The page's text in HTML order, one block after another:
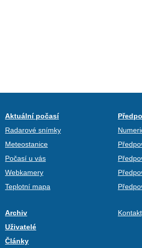
Aktuální počasí
Radarové snímky
Meteostanice
Počasí u vás
Webkamery
Teplotní mapa
Archiv
Uživatelé
Články